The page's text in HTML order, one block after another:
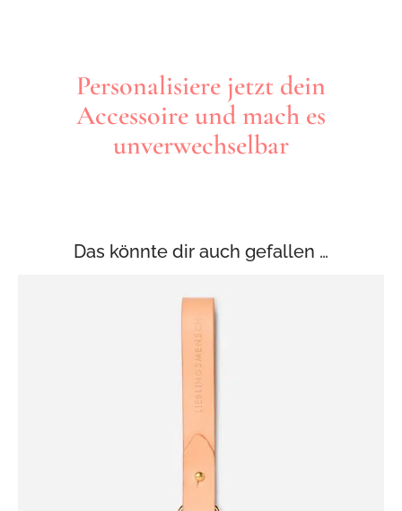
Personalisiere jetzt dein
Accessoire und mach es
unverwechselbar
Das könnte dir auch gefallen …